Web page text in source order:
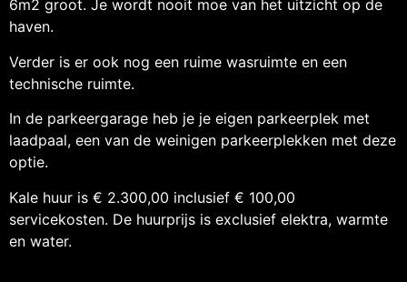
6m2 groot. Je wordt nooit moe van het uitzicht op de
haven.
Verder is er ook nog een ruime wasruimte en een
technische ruimte.
In de parkeergarage heb je je eigen parkeerplek met
laadpaal, een van de weinigen parkeerplekken met deze
optie.
Kale huur is € 2.300,00 inclusief € 100,00
servicekosten. De huurprijs is exclusief elektra, warmte
en water.